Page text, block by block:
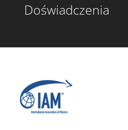
Doświadczenia